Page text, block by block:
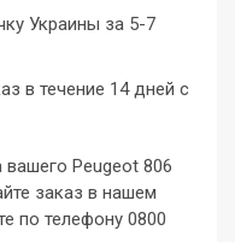
Украины за 5-7
в течение 14 дней с
вашего Peugeot 806
заказ в нашем
по телефону 0800